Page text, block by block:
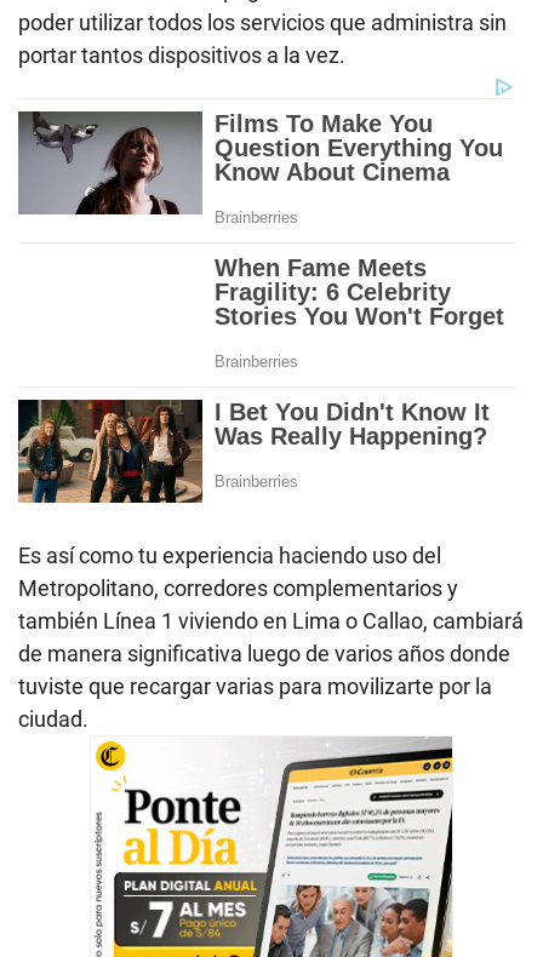
poder utilizar todos los servicios que administra sin
portar tantos dispositivos a la vez.
Es así como tu experiencia haciendo uso del
Metropolitano, corredores complementarios y
también Línea 1 viviendo en Lima o Callao, cambiará
de manera significativa luego de varios años donde
tuviste que recargar varias para movilizarte por la
ciudad.